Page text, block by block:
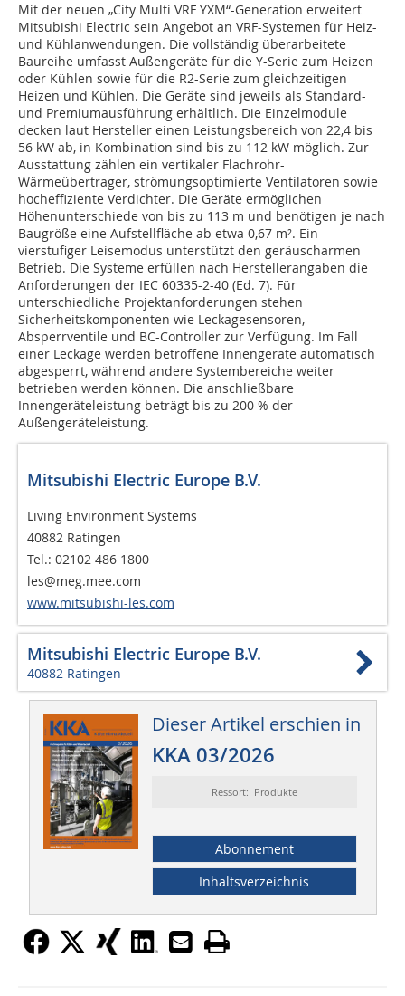
Mit der neuen „City Multi VRF YXM“-Generation erweitert
Mitsubishi Electric sein Angebot an VRF-Systemen für Heiz-
und Kühlanwendungen. Die vollständig überarbeitete
Baureihe umfasst Außengeräte für die Y-Serie zum Heizen
oder Kühlen sowie für die R2-Serie zum gleichzeitigen
Heizen und Kühlen. Die Geräte sind jeweils als Standard-
und Premiumausführung erhältlich. Die Einzelmodule
decken laut Hersteller einen Leistungsbereich von 22,4 bis
56 kW ab, in Kombination sind bis zu 112 kW möglich. Zur
Ausstattung zählen ein vertikaler Flachrohr-
Wärmeübertrager, strömungsoptimierte Ventilatoren sowie
hocheffiziente Verdichter. Die Geräte ermöglichen
Höhenunterschiede von bis zu 113 m und benötigen je nach
Baugröße eine Aufstellfläche ab etwa 0,67 m². Ein
vierstufiger Leisemodus unterstützt den geräuscharmen
Betrieb. Die Systeme erfüllen nach Herstellerangaben die
Anforderungen der IEC 60335-2-40 (Ed. 7). Für
unterschiedliche Projektanforderungen stehen
Sicherheitskomponenten wie Leckagesensoren,
Absperrventile und BC-Controller zur Verfügung. Im Fall
einer Leckage werden betroffene Innengeräte automatisch
abgesperrt, während andere Systembereiche weiter
betrieben werden können. Die anschließbare
Innengeräteleistung beträgt bis zu 200 % der
Außengeräteleistung.
Mitsubishi Electric Europe B.V.
Living Environment Systems
40882 Ratingen
Tel.: 02102 486 1800
les@meg.mee.com
www.mitsubishi-les.com
Mitsubishi Electric Europe B.V.
40882 Ratingen
Dieser Artikel erschien in
KKA 03/2026
Ressort: Produkte
Abonnement
Inhaltsverzeichnis